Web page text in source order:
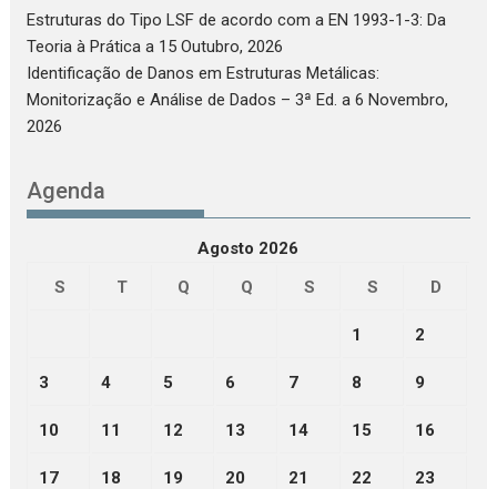
Estruturas do Tipo LSF de acordo com a EN 1993-1-3: Da
Teoria à Prática a 15 Outubro, 2026
Identificação de Danos em Estruturas Metálicas:
Monitorização e Análise de Dados – 3ª Ed. a 6 Novembro,
2026
Agenda
Agosto 2026
S
T Q Q S S D
1 2
3 4 5 6 7 8 9
10 11 12 13 14 15 16
17 18 19 20 21 22 23